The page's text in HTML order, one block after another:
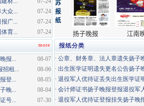
报纸分类
· 公章、财务章、法人章遗失扬子
· 出生医学证明遗失更名公告扬子
· 退役军人优待证丢失出生医学证
· 会计师证书扬子晚报登报退役军
· 退役军人优待证登报挂失扬子晚
07-24
众...
07-24
广...
07-24
育...
more
08-07
报...
08-06
招租...
08-05
登...
08-04
晚...
07-30
号...